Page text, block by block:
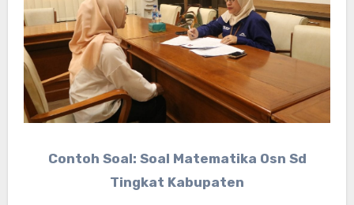
Contoh Soal: Soal Matematika Osn Sd
Tingkat Kabupaten